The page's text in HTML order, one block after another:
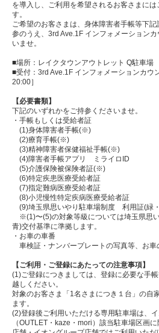
を導入し、ご利用を希望されるお客さまには
す。
ご希望のお客さまは、身体障害者手帳等下
参のうえ、3rd Ave.1F インフォメーション
いませ。
■場所：レイクタウンアウトレット Q駐車
■受付：3rd Ave.1F インフォメーションカウ
20:00］
【必要書類】
下記のいずれかをご持参くださいませ。
・手帳もしくは受給者証
(1)身体障害者手帳(※)
(2)療育手帳(※)
(3)精神障害者保健福祉手帳(※)
(4)障害者手帳アプリ ミライロID
(5)介護保険被保険者証(※)
(6)特定疾患医療受給者証
(7)指定難病医療受給者証
(8)小児慢性特定疾病医療受給者証
(9)埼玉県思いやり駐車場制度 利用証(緑
※(1)〜(5)の対象等級については埼玉県思
青)交付基準に準拠します。
・お車の車番
車検証・ナンバープレートの写真等、お車
【ご利用・ご登録にあたっての注意事項】
(1)ご登録につきましては、登録に必要な手
越しください。
対象のお客さま「1名さまにつき１台」の自
ます。
(2)登録後ご利用いただける専用駐車場は、
（OUTLET・kaze・mori）該当駐車場区画